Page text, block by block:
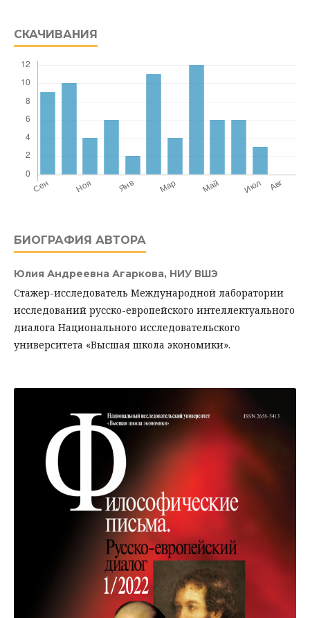
СКАЧИВАНИЯ
БИОГРАФИЯ АВТОРА
Юлия Андреевна Агаркова, НИУ ВШЭ
Стажер-исследователь Международной лаборатории
исследований русско-европейского интеллектуального
диалога Национального исследовательского
университета «Высшая школа экономики».